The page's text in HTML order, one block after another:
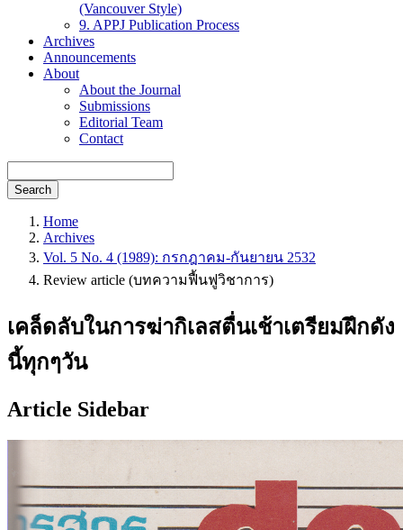
(Vancouver Style)
9. APPJ Publication Process
Archives
Announcements
About
About the Journal
Submissions
Editorial Team
Contact
Search
Home
Archives
Vol. 5 No. 4 (1989): กรกฎาคม-กันยายน 2532
Review article (บทความฟื้นฟูวิชาการ)
เคล็ดลับในการฆ่ากิเลสตื่นเช้าเตรียมฝึกดัง
นี้ทุกๆวัน
Article Sidebar